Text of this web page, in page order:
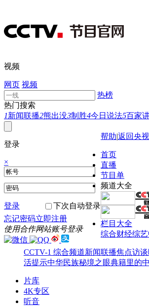
视频
网页 视频
热榜
热门搜索
1新闻联播2熊出没3制胜4今日说法5百家
登录
×
登录
下次自动登录
忘记密码立即注册
使用合作网站账号登录
帮助|返回央
首页
直播
节目单
频道大全
栏目大全
综合财经综艺
CCTV-1 综合频道新闻联播焦点访谈
活提示中华民族秘境之眼典籍里的
片库
4K专区
听音